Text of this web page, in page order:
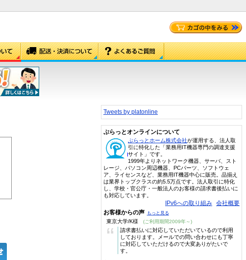
Tweets by platonline
ぷらっとオンラインについて
ぷらっとホーム株式会社が運用する、法人取
引に特化した「業務用IT機器専門の調達支援
サイト」です。
1999年よりネットワーク機器、サーバ、スト
レージ、パソコン周辺機器、PCパーツ、ソフトウェ
ア、ライセンスなど、業務用IT機器中心に販売。品揃え
は業界トップクラスの約5.5万点です。法人取引に特化
し、学校・官公庁・一般法人のお客様の請求書後払いに
も対応しています。
IPv6への取り組み 会社概要
お客様からの声 もっと見る
東京大学/K様 (ご利用期間2009年～)
“
請求書払いに対応していただいているので利用
しております。メールでの問い合わせにも丁寧
に対応していただけるので大変ありがたいで
す。